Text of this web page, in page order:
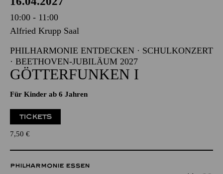
PHILHARMONIE ESSEN
Freitag
16.04.2027
10:00 - 11:00
Alfried Krupp Saal
PHILHARMONIE ENTDECKEN · SCHULKONZERT
· BEETHOVEN-JUBILÄUM 2027
Für Kinder ab 6 Jahren
7,50 €